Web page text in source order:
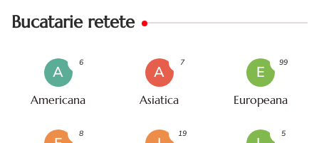
Bucatarie retete
A
Americana
6
A
Asiatica
7
E
Europeana
99
8 19 5